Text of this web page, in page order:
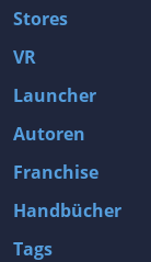
Stores
VR
Launcher
Autoren
Franchise
Handbücher
Tags